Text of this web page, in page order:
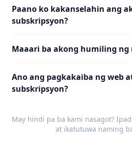
Paano ko kakanselahin ang
subskripsyon?
Maaari ba akong humiling ng
Ano ang pagkakaiba ng web
subskripsyon?
May hindi pa ba kami nasagot?
at ikatutuwa naming